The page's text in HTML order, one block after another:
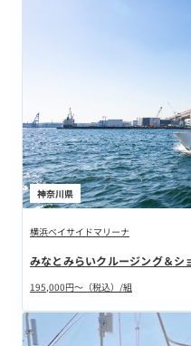
神奈川県
横浜ベイサイドマリーナ
みなとみらいクルージング＆シ
195,000円～（税込）/組